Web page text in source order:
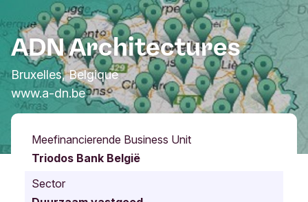
ADN Architectures
Bruxelles, Belgique
www.a-dn.be
Meefinancierende Business Unit
Triodos Bank België
Sector